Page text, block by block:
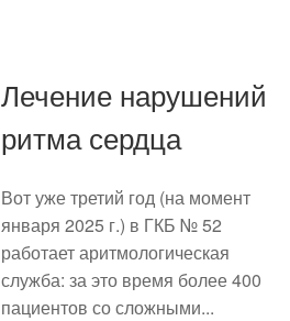
Лечение нарушений
ритма сердца
Вот уже третий год (на момент
января 2025 г.) в ГКБ № 52
работает аритмологическая
служба: за это время более 400
пациентов со сложными...